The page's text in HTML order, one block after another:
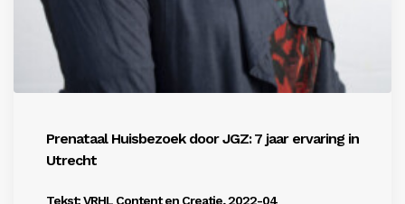
Prenataal Huisbezoek door JGZ: 7 jaar ervaring in
Utrecht
Tekst: VRHL Content en Creatie, 2022-04